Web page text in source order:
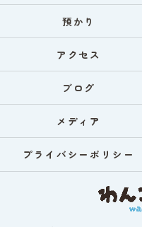
預かり
アクセス
ブログ
メディア
プライバシーポリシー